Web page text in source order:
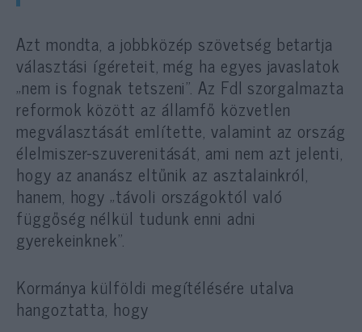
Azt mondta, a jobbközép szövetség betartja
választási ígéreteit, még ha egyes javaslatok
„nem is fognak tetszeni”. Az FdI szorgalmazta
reformok között az államfő közvetlen
megválasztását említette, valamint az ország
élelmiszer-szuverenitását, ami nem azt jelenti,
hogy az ananász eltűnik az asztalainkról,
hanem, hogy „távoli országoktól való
függőség nélkül tudunk enni adni
gyerekeinknek”.
Kormánya külföldi megítélésére utalva
hangoztatta, hogy